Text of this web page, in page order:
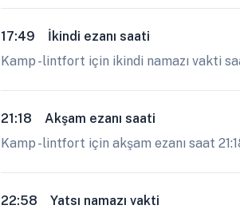
17:49
İkindi ezanı saati
Kamp -lintfort için ikindi namazı vakti
21:18
Akşam ezanı saati
Kamp -lintfort için akşam ezanı saat
22:58
Yatsı namazı vakti